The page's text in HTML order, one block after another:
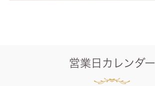
営業日カレンダー